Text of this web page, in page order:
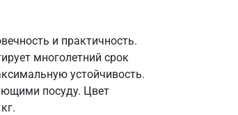
и практичность.
многолетний срок
устойчивость.
посуду. Цвет